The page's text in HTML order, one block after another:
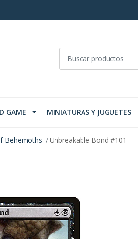
GAME MINIATURAS Y JUGUETES
Behemoths Unbreakable Bond #101